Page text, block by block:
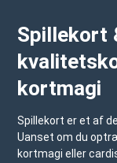
Spillekort
kortmagi
Spillekort er et af
Uanset om du
kortmagi eller